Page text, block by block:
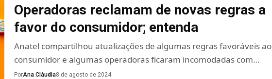
Operadoras reclamam de novas regras a
favor do consumidor; entenda
Anatel compartilhou atualizações de algumas regras favoráveis ao
consumidor e algumas operadoras ficaram incomodadas com…
PorAna Cláudia8 de agosto de 2024